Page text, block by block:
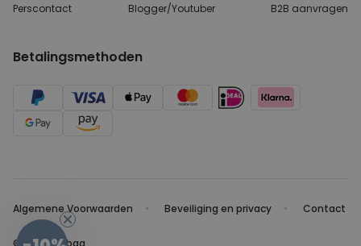
Perscontact Blogger/Youtuber B2B aanvragen
Betalingsmethoden
Algemene Voorwaarden Beveiliging en privacy Contact
© 2026 radbag